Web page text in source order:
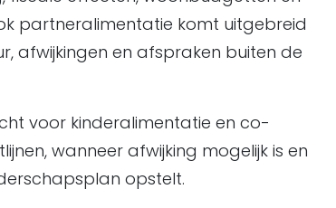
partneralimentatie komt uitgebreid
afwijkingen en afspraken buiten de
voor kinderalimentatie en co-
wanneer afwijking mogelijk is en
opstelt.